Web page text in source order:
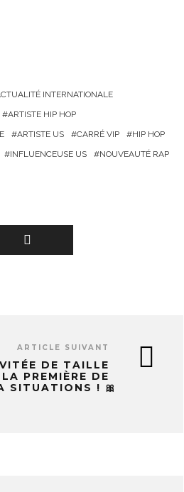
INTERNATIONALE
ARTISTE HIP HOP
ARTISTE US CARRÉ VIP
HIP HOP
INFLUENCEUSE US
NOUVEAUTÉ RAP
ARTICLE SUIVANT
DE TAILLE
PREMIÈRE DE
SITUATIONS ! 🎀